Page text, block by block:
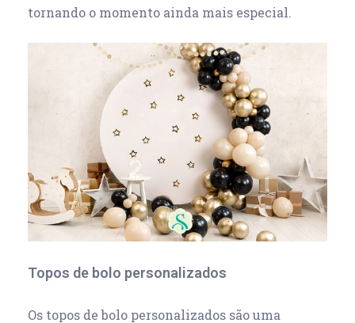
tornando o momento ainda mais especial.
Topos de bolo personalizados
Os topos de bolo personalizados são uma